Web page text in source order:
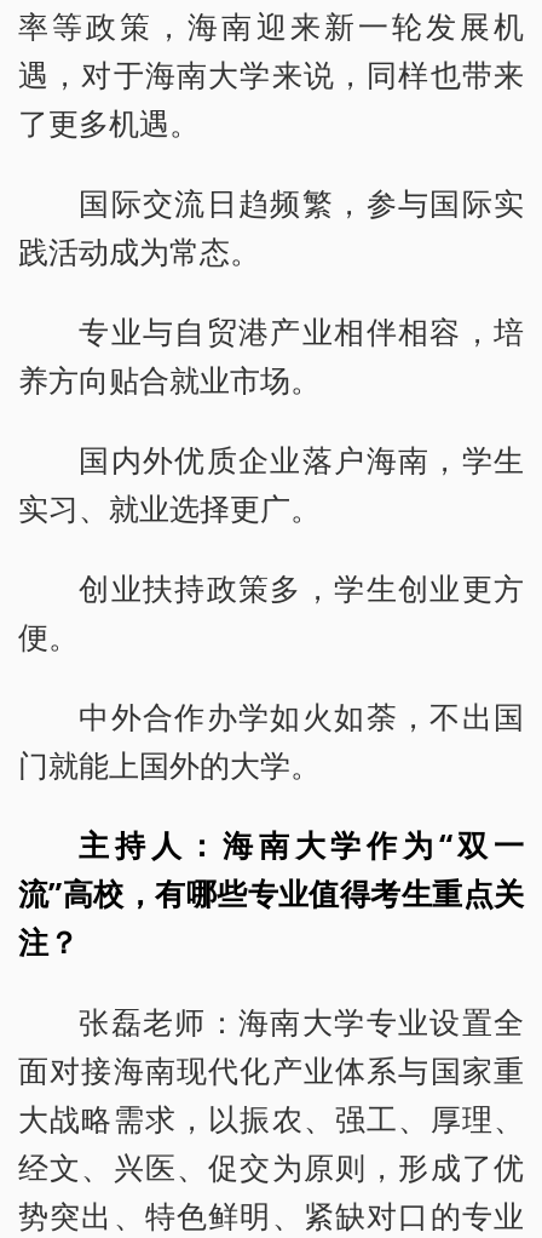
率等政策，海南迎来新一轮发展机
遇，对于海南大学来说，同样也带来
了更多机遇。
国际交流日趋频繁，参与国际实
践活动成为常态。
专业与自贸港产业相伴相容，培
养方向贴合就业市场。
国内外优质企业落户海南，学生
实习、就业选择更广。
创业扶持政策多，学生创业更方
便。
中外合作办学如火如荼，不出国
门就能上国外的大学。
主持人：海南大学作为“双一
流”高校，有哪些专业值得考生重点关
注？
张磊老师：海南大学专业设置全
面对接海南现代化产业体系与国家重
大战略需求，以振农、强工、厚理、
经文、兴医、促交为原则，形成了优
势突出、特色鲜明、紧缺对口的专业